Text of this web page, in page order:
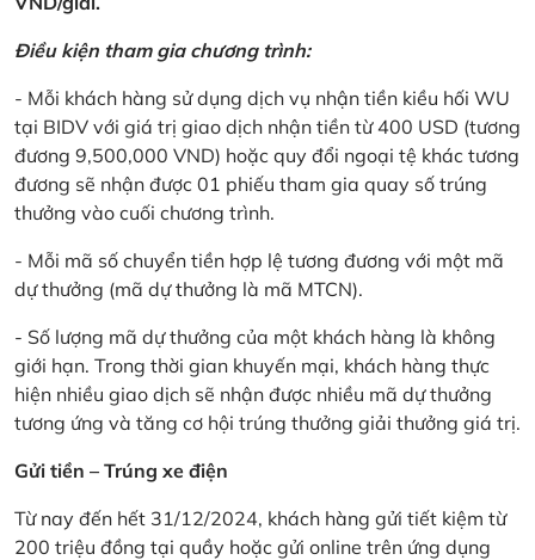
Điều kiện tham gia chương trình:
- Mỗi khách hàng sử dụng dịch vụ nhận tiền kiều hối WU
tại BIDV với giá trị giao dịch nhận tiền từ 400 USD (tương
đương 9,500,000 VND) hoặc quy đổi ngoại tệ khác tương
đương sẽ nhận được 01 phiếu tham gia quay số trúng
thưởng vào cuối chương trình.
- Mỗi mã số chuyển tiền hợp lệ tương đương với một mã
dự thưởng (mã dự thưởng là mã MTCN).
- Số lượng mã dự thưởng của một khách hàng là không
giới hạn. Trong thời gian khuyến mại, khách hàng thực
hiện nhiều giao dịch sẽ nhận được nhiều mã dự thưởng
tương ứng và tăng cơ hội trúng thưởng giải thưởng giá trị.
Gửi tiền – Trúng xe điện
Từ nay đến hết 31/12/2024, khách hàng gửi tiết kiệm từ
200 triệu đồng tại quầy hoặc gửi online trên ứng dụng